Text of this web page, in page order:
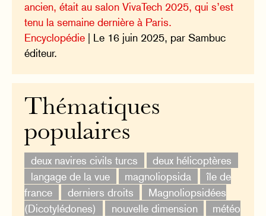
ancien, était au salon VivaTech 2025, qui s’est
tenu la semaine dernière à Paris.
Encyclopédie | Le 16 juin 2025, par Sambuc
éditeur.
Thématiques
populaires
deux navires civils turcs
deux hélicoptères
langage de la vue
magnoliopsida
île de
france
derniers droits
Magnoliopsidées
(Dicotylédones)
nouvelle dimension
météo